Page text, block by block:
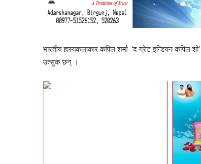
भारतीय हास्यकलाकार कपिल शर्मा ‘द ग्रेट इन्डियन कपिलशो’
उत्सुक छन् ।